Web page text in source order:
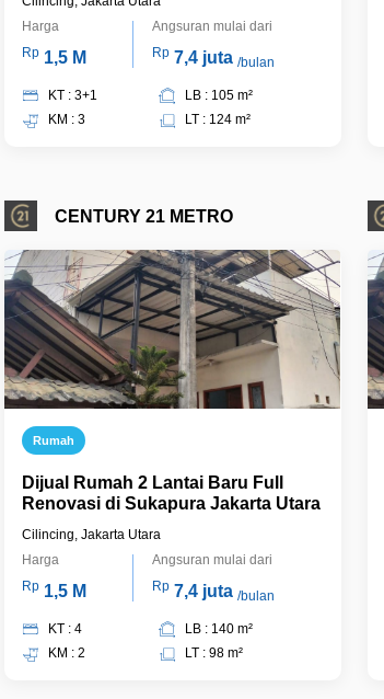
Harga
Rp 1,5 M
Angsuran mulai dari
Rp 7,4 juta /bulan
KT : 3+1
KM : 3
LB : 105 m²
LT : 124 m²
CENTURY 21 METRO
Rumah
Dijual Rumah 2 Lantai Baru Full
Renovasi di Sukapura Jakarta Utara
Cilincing, Jakarta Utara
Harga
Rp 1,5 M
Angsuran mulai dari
Rp 7,4 juta /bulan
KT : 4
KM : 2
LB : 140 m²
LT : 98 m²